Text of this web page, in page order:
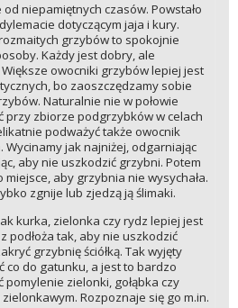
niepamiętnych czasów. Powstało
dotyczącym jaja i kury.
grzybów to spokojnie
Każdy jest dobry, ale
owocniki grzybów lepiej jest
bo zaoszczędzamy sobie
Naturalnie nie w połowie
przy zbiorze podgrzybków w celach
podważyć także owocnik
jak najniżej, odgarniając
aby nie uszkodzić grzybni. Potem
aby grzybnia nie wysychała.
zgnije lub zjedzą ją ślimaki.
kurka, zielonka czy rydz lepiej jest
podłoża tak, aby nie uszkodzić
grzybnię ściółką. Tak wyjęty
co do gatunku, a jest to bardzo
zielonki, gołąbka czy
Rozpoznaje się go m.in.